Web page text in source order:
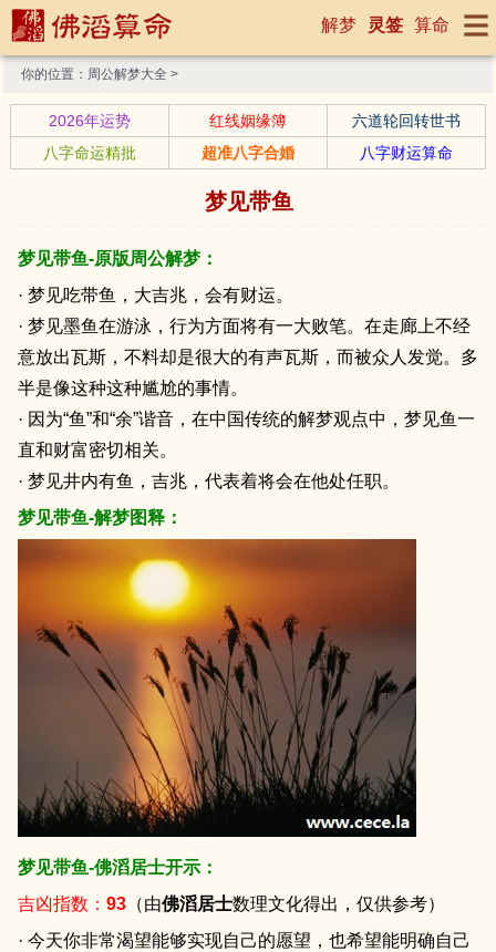
解梦 灵签 算命
你的位置： 周公解梦大全 >
2026年运势 红线姻缘簿
六道轮回转世书
八字命运精批
超准八字合婚 八字财运算命
梦见带鱼
梦见带鱼-原版周公解梦：
· 梦见吃带鱼，大吉兆，会有财运。
· 梦见墨鱼在游泳，行为方面将有一大败笔。在走廊上不经
意放出瓦斯，不料却是很大的有声瓦斯，而被众人发觉。多
半是像这种这种尴尬的事情。
· 因为“鱼”和“余”谐音，在中国传统的解梦观点中，梦见鱼一
直和财富密切相关。
· 梦见井内有鱼，吉兆，代表着将会在他处任职。
梦见带鱼-解梦图释：
梦见带鱼-佛滔居士开示：
吉凶指数： 93 （由佛滔居士数理文化得出，仅供参考）
· 今天你非常渴望能够实现自己的愿望，也希望能明确自己